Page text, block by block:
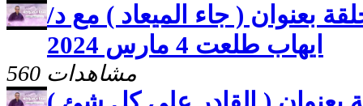
بعنوان ( جاء الميعاد ) مع د/
ايهاب طلعت 4 مارس 2024
560 مشاهدات